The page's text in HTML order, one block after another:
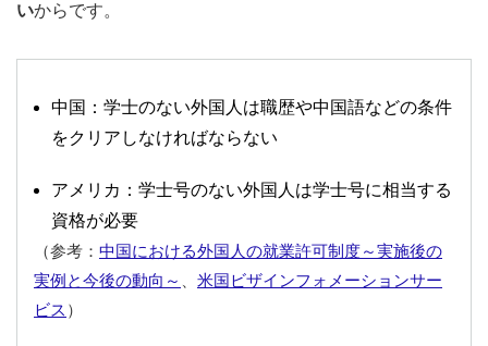
いからです。
中国：学士のない外国人は職歴や中国語などの条件
をクリアしなければならない
アメリカ：学士号のない外国人は学士号に相当する
資格が必要
（参考： 中国における外国人の就業許可制度～実施後の
実例と今後の動向～
米国ビザインフォメーションサー
ビス ）